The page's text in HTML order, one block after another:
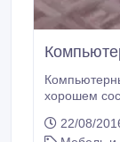
Компьютерный
хорошем
22/08/